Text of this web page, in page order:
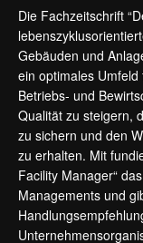
Die Fachzeitschrift
Gebäuden und
ein optimales
Betriebs- und
Qualität zu steigern,
zu sichern und den
zu erhalten. Mit
Facility Manager“
Managements und